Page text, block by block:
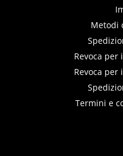
Metodi
Revoca
Revoca
Termini e